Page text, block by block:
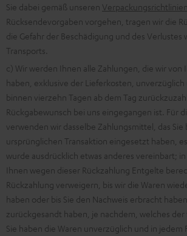
Sie dabei gemäß unseren Verpackungsrichtlinien
Rücksendevorgaben vorgehen, tragen wir die
die Gefahr der Beschädigung und des Verlustes
Transports.
c) Wir werden Ihnen alle Zahlungen, die wir von
haben, exklusive der Lieferkosten, unverzüglich
binnen vierzehn Tagen ab dem Tag
Rückgabewunsch bei uns eingegangen ist. Für
verwenden wir dasselbe Zahlungsmittel, das Sie
ursprünglichen Transaktion eingesetzt haben,
wurde ausdrücklich etwas anderes vereinbart;
Ihnen wegen dieser Rückzahlung Entgelte
Rückzahlung verweigern, bis wir die Waren
haben oder bis Sie den Nachweis erbracht
zurückgesandt haben, je nachdem, welches
Sie haben die Waren unverzüglich und in jedem